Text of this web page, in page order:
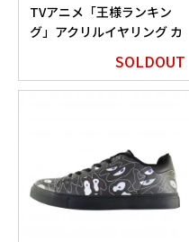
TVアニメ「王様ランキン
グ」アクリルイヤリング カ
SOLDOUT